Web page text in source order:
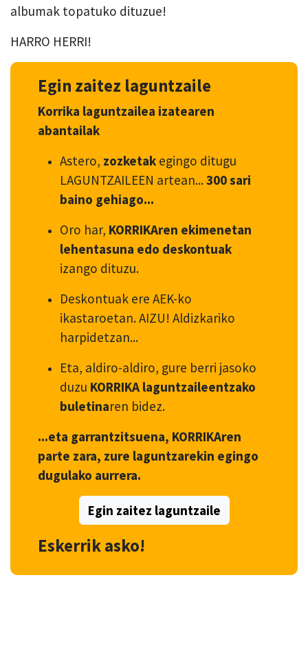
albumak topatuko dituzue!
HARRO HERRI!
Egin zaitez laguntzaile
Korrika laguntzailea izatearen
abantailak
Astero, zozketak egingo ditugu
LAGUNTZAILEEN artean...300 sari
baino gehiago...
Oro har, KORRIKAren ekimenetan
lehentasuna edo deskontuak
izango dituzu.
Deskontuak ere AEK-ko
ikastaroetan. AIZU! Aldizkariko
harpidetzan...
Eta, aldiro-aldiro, gure berri jasoko
duzu KORRIKA laguntzaileentzako
buletinaren bidez.
...eta garrantzitsuena, KORRIKAren
parte zara, zure laguntzarekin egingo
dugulako aurrera.
Egin zaitez laguntzaile
Eskerrik asko!